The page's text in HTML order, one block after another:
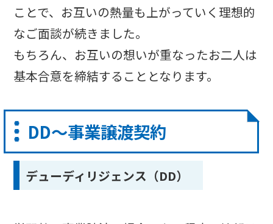
ことで、お互いの熱量も上がっていく理想的
なご面談が続きました。
もちろん、お互いの想いが重なったお二人は
基本合意を締結することとなります。
DD〜事業譲渡契約
デューディリジェンス（DD）